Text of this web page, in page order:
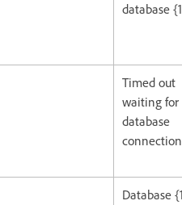
database
Timed out
waiting for
database
Database